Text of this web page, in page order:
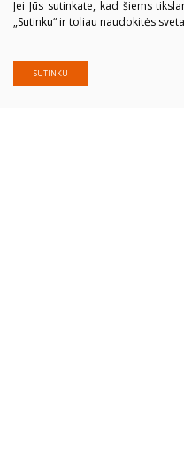
Jei Jūs sutinkate, kad šiems
„Sutinku“ ir toliau naudokitės
SUTINKU